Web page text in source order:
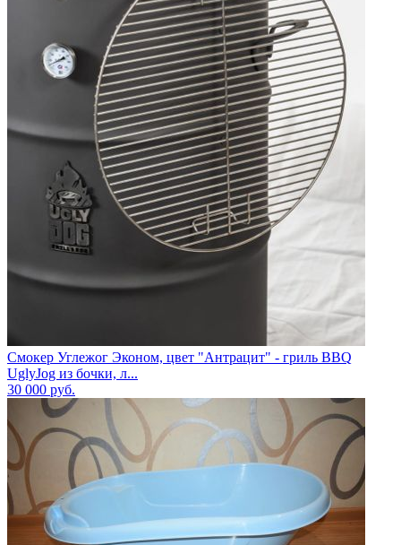
Смокер Углежог Эконом, цвет "Антрацит" - гриль BBQ
UglyJog из бочки, л...
30 000 руб.